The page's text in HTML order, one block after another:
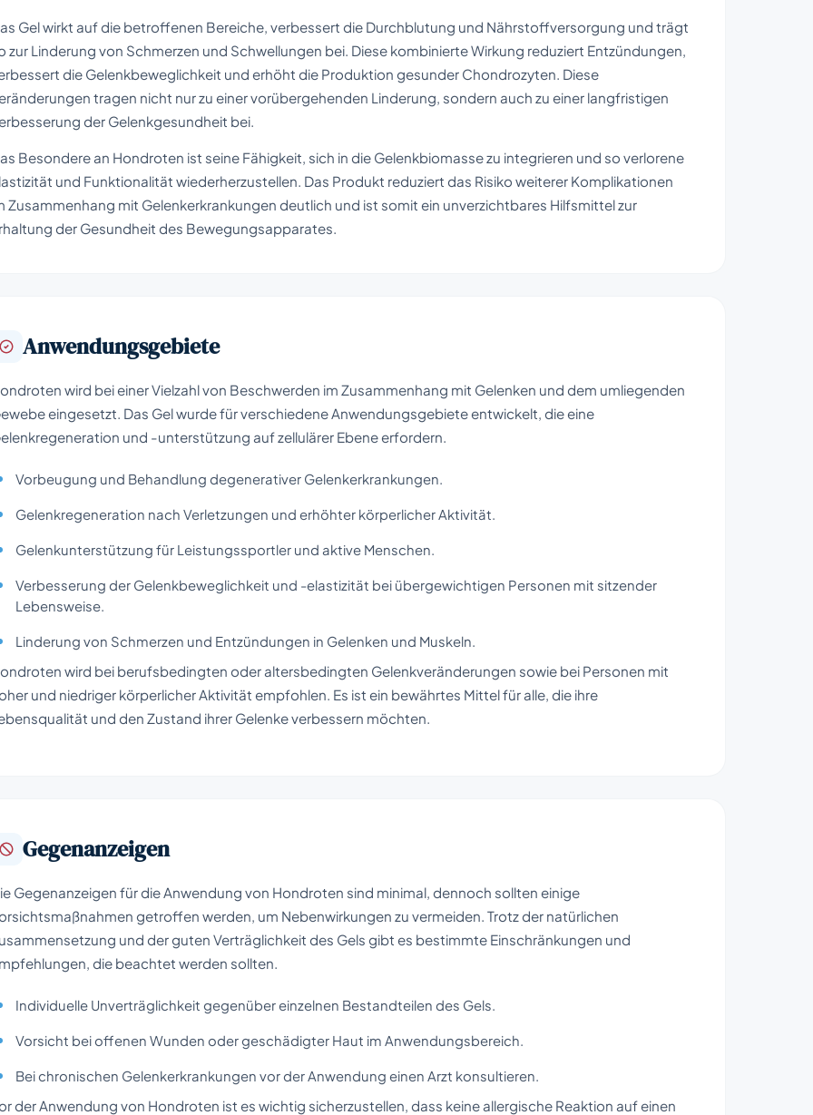
Gel wirkt auf die betroffenen Bereiche, verbessert die Durchblutung und Nährstoffversorgung und trägt
zur Linderung von Schmerzen und Schwellungen bei. Diese kombinierte Wirkung reduziert Entzündungen,
die Gelenkbeweglichkeit und erhöht die Produktion gesunder Chondrozyten. Diese
tragen nicht nur zu einer vorübergehenden Linderung, sondern auch zu einer langfristigen
der Gelenkgesundheit bei.
Besondere an Hondroten ist seine Fähigkeit, sich in die Gelenkbiomasse zu integrieren und so verlorene
und Funktionalität wiederherzustellen. Das Produkt reduziert das Risiko weiterer Komplikationen
Zusammenhang mit Gelenkerkrankungen deutlich und ist somit ein unverzichtbares Hilfsmittel zur
der Gesundheit des Bewegungsapparates.
Anwendungsgebiete
wird bei einer Vielzahl von Beschwerden im Zusammenhang mit Gelenken und dem umliegenden
eingesetzt. Das Gel wurde für verschiedene Anwendungsgebiete entwickelt, die eine
und -unterstützung auf zellulärer Ebene erfordern.
Vorbeugung und Behandlung degenerativer Gelenkerkrankungen.
Gelenkregeneration nach Verletzungen und erhöhter körperlicher Aktivität.
Gelenkunterstützung für Leistungssportler und aktive Menschen.
Verbesserung der Gelenkbeweglichkeit und -elastizität bei übergewichtigen Personen mit sitzender
Lebensweise.
Linderung von Schmerzen und Entzündungen in Gelenken und Muskeln.
wird bei berufsbedingten oder altersbedingten Gelenkveränderungen sowie bei Personen mit
und niedriger körperlicher Aktivität empfohlen. Es ist ein bewährtes Mittel für alle, die ihre
und den Zustand ihrer Gelenke verbessern möchten.
Gegenanzeigen
Gegenanzeigen für die Anwendung von Hondroten sind minimal, dennoch sollten einige
getroffen werden, um Nebenwirkungen zu vermeiden. Trotz der natürlichen
und der guten Verträglichkeit des Gels gibt es bestimmte Einschränkungen und
die beachtet werden sollten.
Individuelle Unverträglichkeit gegenüber einzelnen Bestandteilen des Gels.
Vorsicht bei offenen Wunden oder geschädigter Haut im Anwendungsbereich.
Bei chronischen Gelenkerkrankungen vor der Anwendung einen Arzt konsultieren.
der Anwendung von Hondroten ist es wichtig sicherzustellen, dass keine allergische Reaktion auf einen